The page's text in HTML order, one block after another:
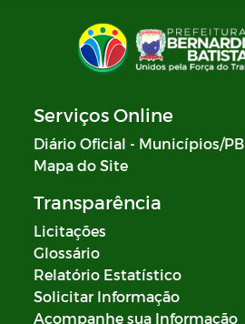
Serviços Online
Diário Oficial - Municípios/PB
Mapa do Site
Transparência
Licitações
Glossário
Relatório Estatístico
Solicitar Informação
Acompanhe sua Informação